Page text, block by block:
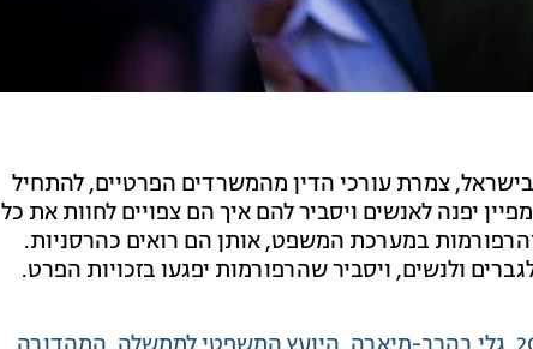
צמרת עורכי הדין מהמשרדים הפרטיים, להתחיל
יפנה לאנשים ויסביר להם איך הם צפויים לחוות את כל
במערכת המשפט, אותן הם רואים כהרסניות.
ולנשים, ויסביר שהרפורמות יפגעו בזכויות הפרט.